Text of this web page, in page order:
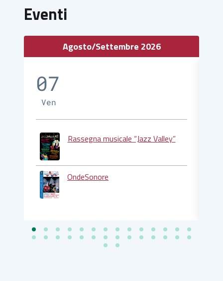
Eventi
Agosto/Settembre 2026
07
Ven
Rassegna musicale “Jazz Valley”
OndeSonore